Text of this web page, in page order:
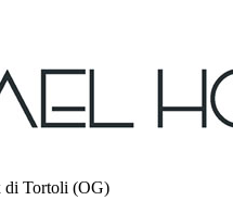
di Tortoli (OG)